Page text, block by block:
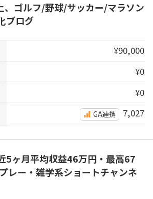
、ゴルフ/野球/サッカー/マラソン
ブログ
¥90,000
¥0
¥0
GA連携 7,027
5ヶ月平均収益46万円・最高67
レー・雑学系ショートチャンネ